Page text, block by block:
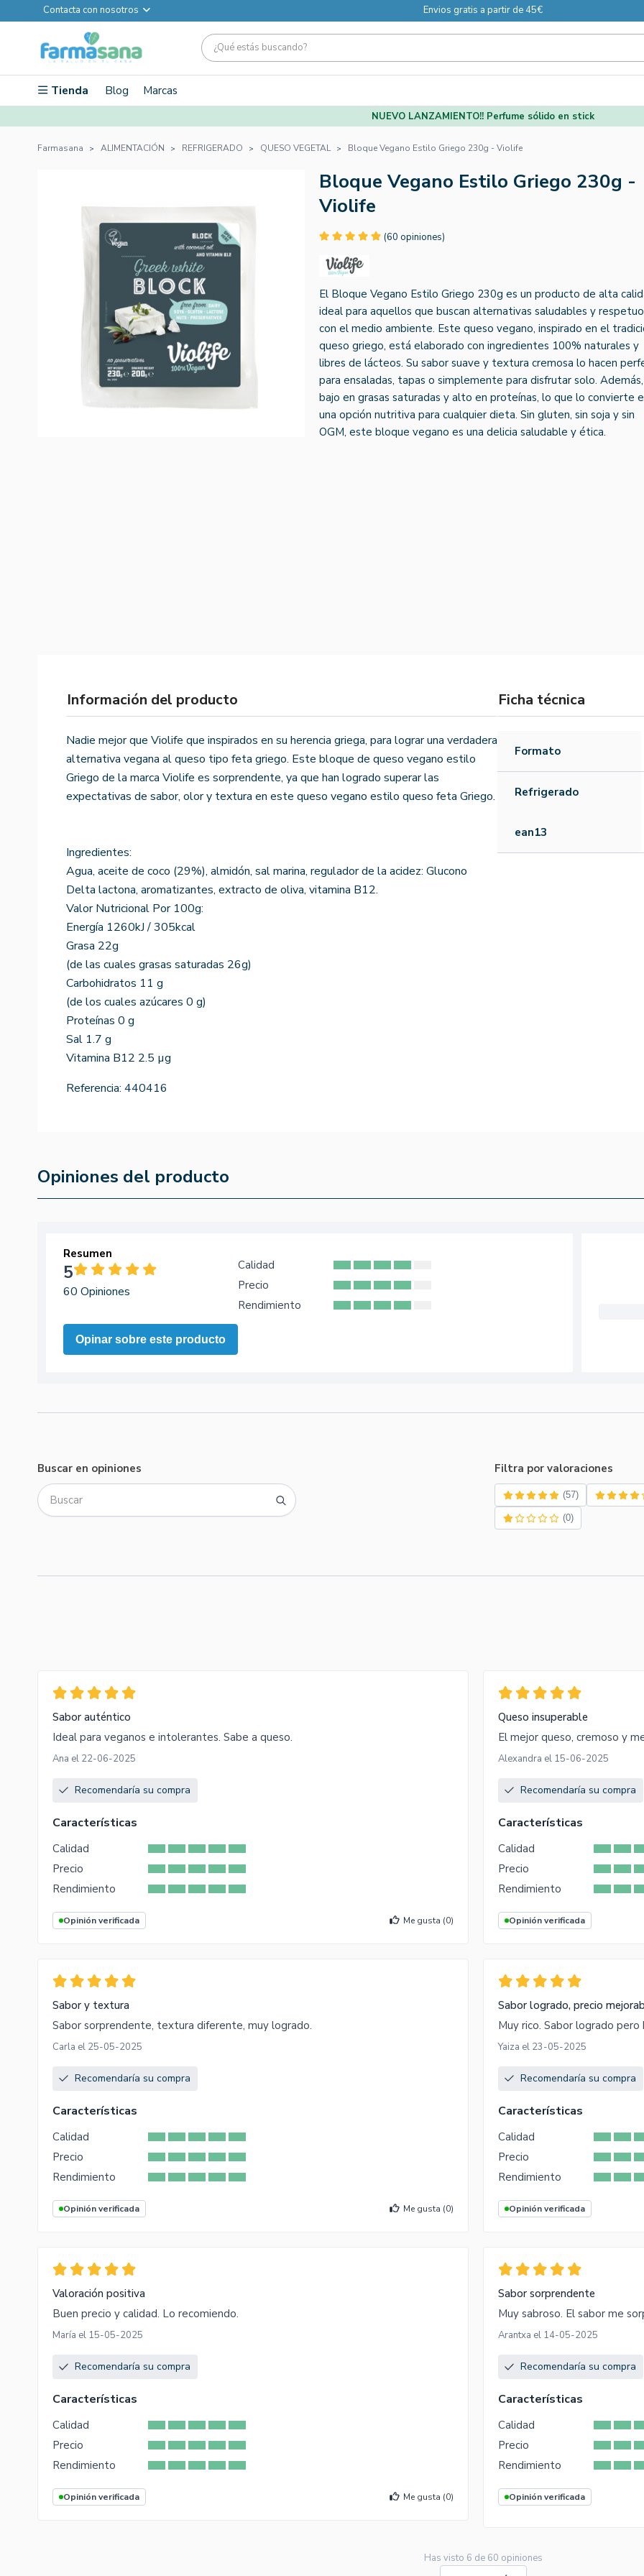
Contacta con nosotros Envios gratis a partir de 45€
Tienda Blog Marcas
NUEVO LANZAMIENTO!! Perfume sólido en stick
Farmasana ALIMENTACIÓN REFRIGERADO QUESO VEGETAL Bloque Vegano Estilo Griego 230g - Violife
Bloque Vegano Estilo Griego 230g -
Violife
(60 opiniones)
El Bloque Vegano Estilo Griego 230g es un producto de alta
ideal para aquellos que buscan alternativas saludables y
con el medio ambiente. Este queso vegano, inspirado en el
queso griego, está elaborado con ingredientes 100% naturales y
libres de lácteos. Su sabor suave y textura cremosa lo hacen
para ensaladas, tapas o simplemente para disfrutar solo.
bajo en grasas saturadas y alto en proteínas, lo que lo convierte
una opción nutritiva para cualquier dieta. Sin gluten, sin soja y sin
OGM, este bloque vegano es una delicia saludable y ética.
Información del producto
Nadie mejor que Violife que inspirados en su herencia griega, para lograr una verdadera
alternativa vegana al queso tipo feta griego. Este bloque de queso vegano estilo
Griego de la marca Violife es sorprendente, ya que han logrado superar las
expectativas de sabor, olor y textura en este queso vegano estilo queso feta Griego.
Ingredientes:
Agua, aceite de coco (29%), almidón, sal marina, regulador de la acidez: Glucono
Delta lactona, aromatizantes, extracto de oliva, vitamina B12.
Valor Nutricional Por 100g:
Energía 1260kJ / 305kcal
Grasa 22g
(de las cuales grasas saturadas 26g)
Carbohidratos 11 g
(de los cuales azúcares 0 g)
Proteínas 0 g
Sal 1.7 g
Vitamina B12 2.5 µg
Referencia: 440416
Ficha técnica
Formato
Refrigerado
ean13
Opiniones del producto
Resumen
5
60 Opiniones
Opinar sobre este producto
Calidad
Precio
Rendimiento
Buscar en opiniones Filtra por valoraciones
(57)
(0)
Sabor auténtico
Ideal para veganos e intolerantes. Sabe a queso.
Ana el 22-06-2025
Recomendaría su compra
Características
Calidad
Precio
Rendimiento
Opinión verificada Me gusta (0)
Queso insuperable
El mejor queso, cremoso y
Alexandra el 15-06-2025
Recomendaría su compra
Características
Calidad
Precio
Rendimiento
Opinión verificada
Sabor y textura
Sabor sorprendente, textura diferente, muy logrado.
Carla el 25-05-2025
Recomendaría su compra
Características
Calidad
Precio
Rendimiento
Opinión verificada Me gusta (0)
Sabor logrado, precio
Muy rico. Sabor logrado
Yaiza el 23-05-2025
Recomendaría su compra
Características
Calidad
Precio
Rendimiento
Opinión verificada
Valoración positiva
Buen precio y calidad. Lo recomiendo.
María el 15-05-2025
Recomendaría su compra
Características
Calidad
Precio
Rendimiento
Opinión verificada Me gusta (0)
Sabor sorprendente
Muy sabroso. El sabor me
Arantxa el 14-05-2025
Recomendaría su compra
Características
Calidad
Precio
Rendimiento
Opinión verificada
Has visto 6 de 60 opiniones